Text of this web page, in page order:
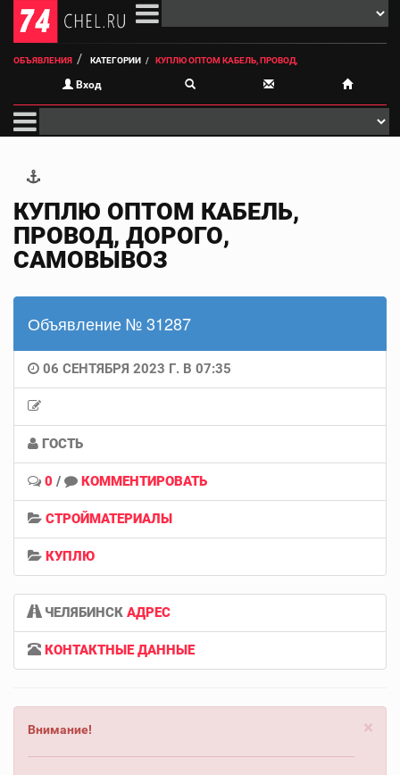
ОБЪЯВЛЕНИЯ КАТЕГОРИИ КУПЛЮ ОПТОМ КАБЕЛЬ, ПРОВОД,
Вход
КУПЛЮ ОПТОМ КАБЕЛЬ,
ПРОВОД, ДОРОГО,
САМОВЫВОЗ
Объявление № 31287
06 СЕНТЯБРЯ 2023 Г. В 07:35
ГОСТЬ
0 / КОММЕНТИРОВАТЬ
СТРОЙМАТЕРИАЛЫ
КУПЛЮ
ЧЕЛЯБИНСК АДРЕС
КОНТАКТНЫЕ ДАННЫЕ
×
Внимание!